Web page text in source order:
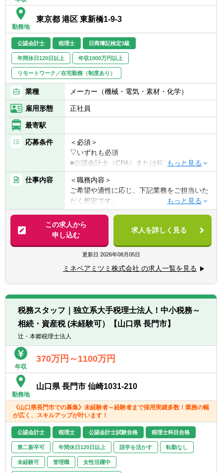
勤務地
東京都 港区 東新橋1-9-3
公認会計士 税理士 日商簿記検定3級
年間休日120日以上 年収1000万円以上
リモートワーク／在宅勤務（制度あり）
業種 メーカー（機械・電気・素材・化学）
雇用形態 正社員
最寄駅
応募条件
＜必須＞
▽いずれも必須
■公認会計士（CPA）または税理士（財務諸
表科目の合格者でも可）
■監査法人にて事業会社向けの監査経験を有
する方
■下記いずれかのご経験をお持ちの方
・IFRS
・M&Aにおける監査
・企業価値評価
・アドバイザリー
＜歓迎＞
仕事内容
＜職務内容＞
ご希望や適性に応じ、下記業務をご担当いた
だく想定です。
―決算業務（連結・単体）、開示資料作成
―税務申告関連
―企業買収にかかる企業結合会計・PPA・の
―各種プロジェクトの推進
＜募集背景＞
売上2.5兆円への成長を目指す同社は、企業買
収や海外展開を積極的に行っており、今後の
成長を支える熱意のある積極的な経理スタッ
フを募集しております。
＜経験できること＞
専門のご経験を活かし、経理職としてのスキ
ルアップが可能です。
東京本部の経理部としては総勢約40名おり、
その中でも、①税務②決算・開示③会計、ほ
か各プロジェクト推進のチームで構成されて
います。
まずは、ご担当業務に応じチームに所属いた
だきますが、繁閑の状況によってはお互いの
チームをフォローしあうこともあり、協力的
な風土でもあります。
この求人から
申し込む
求人を詳しく見る
更新日 2026年08月05日
ミネベアミツミ株式会社 の求人一覧を見る
税務スタッフ｜独立系大手税理士法人！中小税務～
相続・資産税 (未経験可）【山口県 長門市】
辻・本郷税理士法人
年収
370万円～1100万円
勤務地
山口県 長門市 仙崎1031-210
《山口県長門市での募集》未経験者～経験者まで採用実績多数！業務の幅
が広く、スキルアップが叶います！
公認会計士 税理士 公認会計士試験合格 税理士科目合格
第二新卒可 年間休日120日以上 語学を活かす 転勤なし
未経験可 管理職 女性活躍中